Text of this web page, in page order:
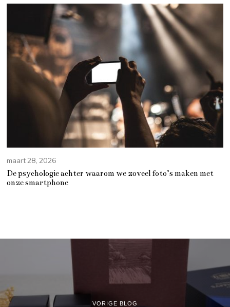
maart 28, 2026
De psychologie achter waarom we zoveel foto’s maken met
onze smartphone
VORIGE BLOG